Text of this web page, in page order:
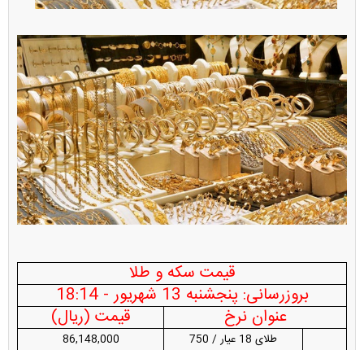
قیمت سکه و طلا
بروزرسانی: پنجشنبه 13 شهریور - 18:14
عنوان نرخ
قیمت (ریال)
طلای 18 عیار / 750
86,148,000